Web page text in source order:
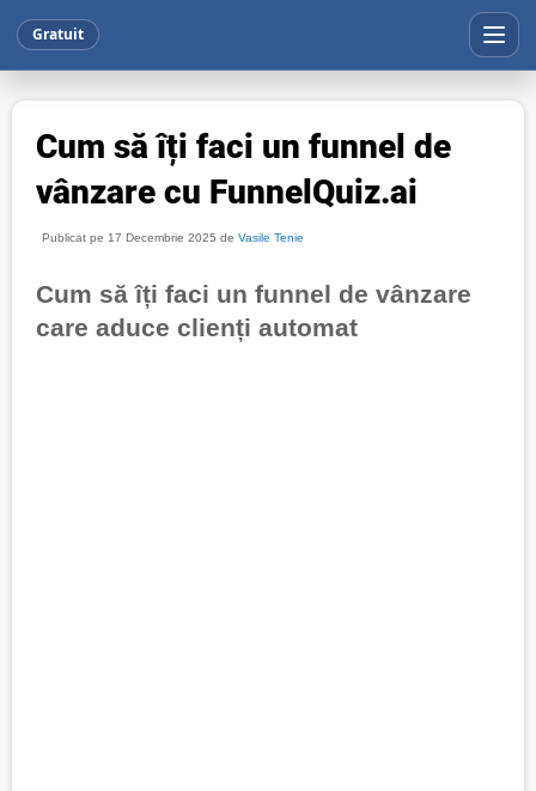
Gratuit
Cum să îți faci un funnel de
vânzare cu FunnelQuiz.ai
Publicat pe 17 Decembrie 2025 de Vasile Tenie
Cum să îți faci un funnel de vânzare
care aduce clienți automat